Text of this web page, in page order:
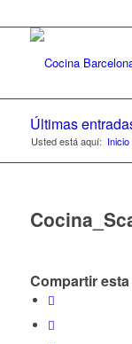
Últimas
Usted está aquí: Inicio
Compartir